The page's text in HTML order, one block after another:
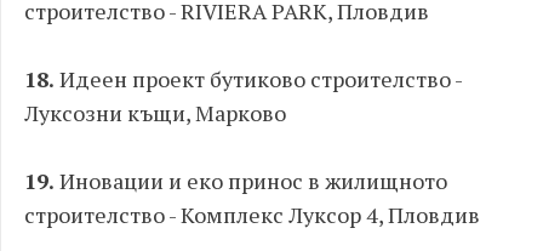
строителство - RIVIERA PARK, Пловдив
18. Идеен проект бутиково строителство -
Луксозни къщи, Марково
19. Иновации и еко принос в жилищното
строителство - Комплекс Луксор 4, Пловдив